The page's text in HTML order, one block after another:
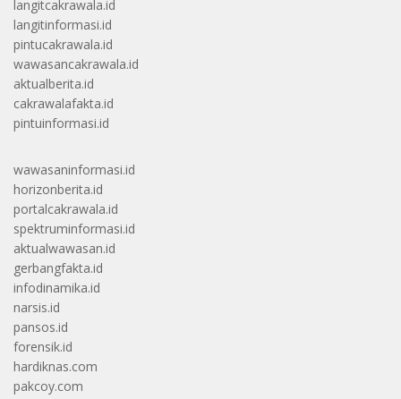
langitcakrawala.id
langitinformasi.id
pintucakrawala.id
wawasancakrawala.id
aktualberita.id
cakrawalafakta.id
pintuinformasi.id
wawasaninformasi.id
horizonberita.id
portalcakrawala.id
spektruminformasi.id
aktualwawasan.id
gerbangfakta.id
infodinamika.id
narsis.id
pansos.id
forensik.id
hardiknas.com
pakcoy.com